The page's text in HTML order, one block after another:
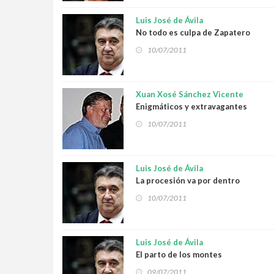
Luis José de Ávila
No todo es culpa de Zapatero
10/07/2011
Xuan Xosé Sánchez Vicente
Enigmáticos y extravagantes
10/07/2011
Luis José de Ávila
La procesión va por dentro
10/07/2011
Luis José de Ávila
El parto de los montes
09/07/2011